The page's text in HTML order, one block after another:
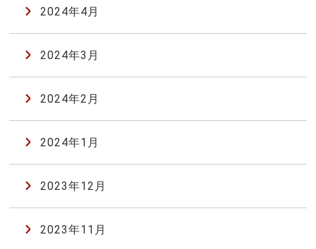
2024年4月
2024年3月
2024年2月
2024年1月
2023年12月
2023年11月